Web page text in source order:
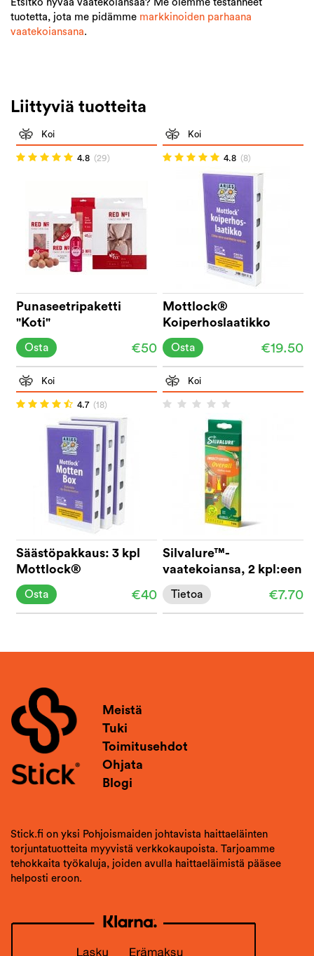
Etsitkö hyvää vaatekoiansaa? Me olemme testanneet
tuotetta, jota me pidämme markkinoiden parhaana
vaatekoiansana.
Liittyviä tuotteita
Koi
4.8 (29)
Punaseetripaketti
"Koti"
€50
Osta
Koi
4.8 (8)
Mottlock®
Koiperhoslaatikko
liima-ansa
€19.50
Osta
Koi
4.7 (18)
Säästöpakkaus: 3 kpl
Mottlock®
Koiperhoslaatikko
€40
Osta
Koi
Silvalure™-
vaatekoiansa, 2 kpl:een
pakkaus
€7.70
Tietoa
Meistä
Tuki
Toimitusehdot
Ohjata
Blogi
Stick.fi on yksi Pohjoismaiden johtavista haittaeläinten
torjuntatuotteita myyvistä verkkokaupoista. Tarjoamme
tehokkaita työkaluja, joiden avulla haittaeläimistä pääsee
helposti eroon.